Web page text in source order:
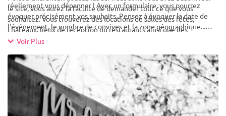
le site, vous aurez la faculté de demander tout ce que vous
souhaitez. Vous trouverez des locations de salles des fêtes,
châteaux, lieux de réception ou restaurants ainsi que des
professionnels de l'événementiel pour tous les goûts.
réellement vous dépanner ! Avec un formulaire, vous pourrez
évoquer précisément vos souhaits. Pensez à évoquer la date de
l'événement, le nombre de convives et la zone géographique...
Vous recevrez alors un répertoire de professionnels, qui seront
parviendront, concernant un wedding planner en Poitou Charente,
faites tout simplement votre choix ! Vous gagnerez beaucoup de
temps, et surtout, vous avez la certitude que votre recherche sera
parfaitement honorée. Il ne fait aucun doute que vos convives se
rappelleront longtemps ce moment important, organisé par vos
soins grâce à notre aide !
Voir Plus